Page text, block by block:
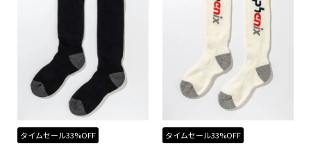
タイムセール33%OFF タイムセール33%OFF